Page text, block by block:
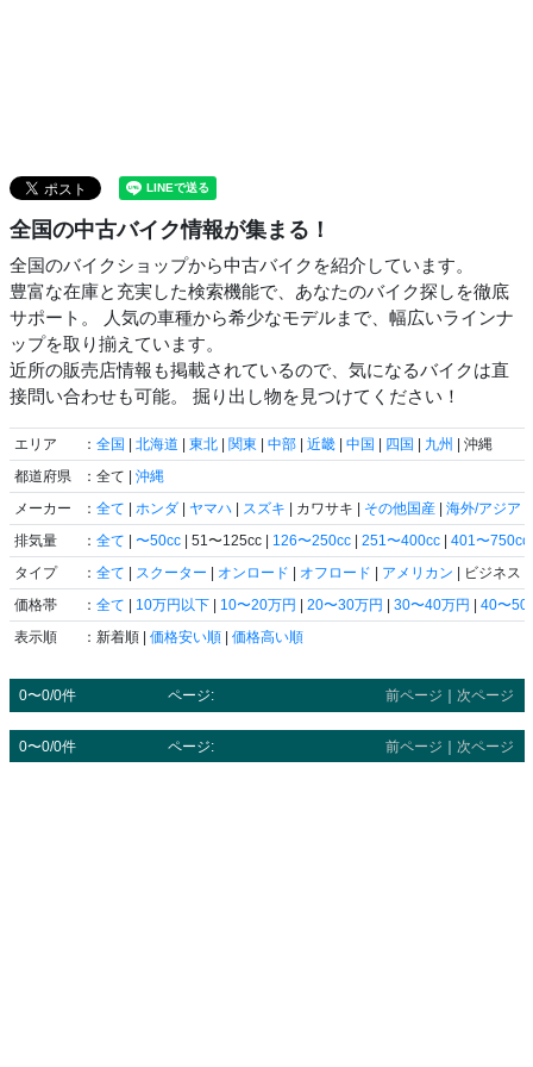
全国の中古バイク情報が集まる！
全国のバイクショップから中古バイクを紹介しています。
豊富な在庫と充実した検索機能で、あなたのバイク探しを徹底
サポート。 人気の車種から希少なモデルまで、幅広いラインナ
ップを取り揃えています。
近所の販売店情報も掲載されているので、気になるバイクは直
接問い合わせも可能。 掘り出し物を見つけてください！
エリア ： 全国 | 北海道 | 東北 | 関東 | 中部 | 近畿 | 中国 | 四国 | 九州 | 沖縄
都道府県
：全て | 沖縄
メーカー
： 全て | ホンダ | ヤマハ | スズキ | カワサキ | その他国産 | 海外/アジア
排気量
： 全て | 〜50cc | 51〜125cc | 126〜250cc | 251〜400cc | 401〜750cc
タイプ
： 全て | スクーター | オンロード | オフロード | アメリカン | ビジネス |
価格帯
： 全て | 10万円以下 | 10〜20万円 | 20〜30万円 | 30〜40万円 | 40〜50
表示順
：新着順 | 価格安い順 | 価格高い順
0〜0/0件 ページ: 前ページ 次ページ
0〜0/0件 ページ: 前ページ ｜ 次ページ